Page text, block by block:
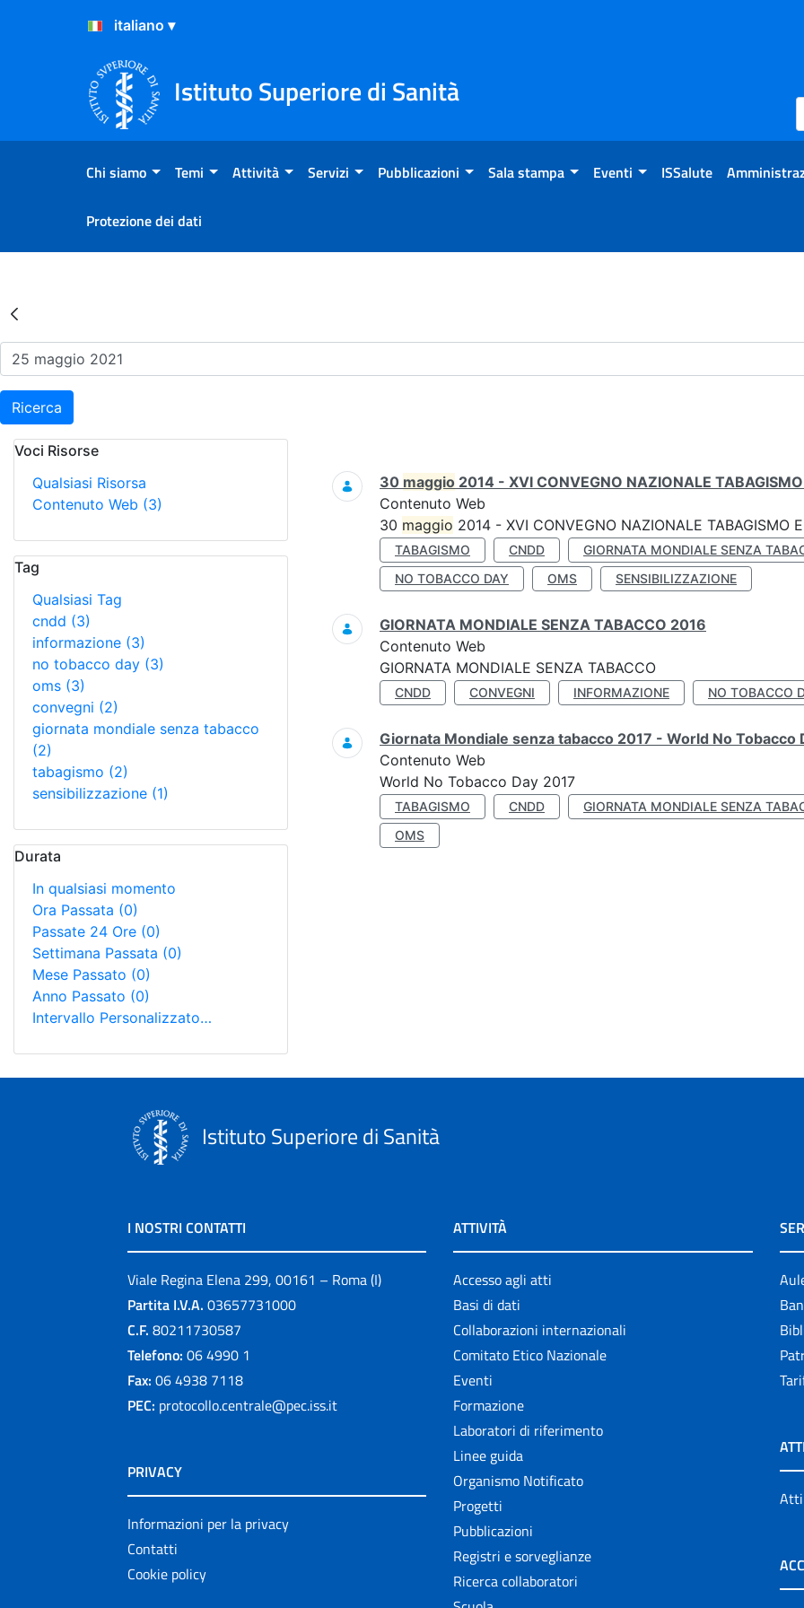
Salta al Contenuto
Salta al Footer
Istituto Superiore di Sanità
Chi siamo Temi Attività Servizi Pubblicazioni Sala stampa Eventi ISSalute
Protezione dei dati
Risultati della Ricerca - Eventi
Ricerca
Voci Risorse
Qualsiasi Risorsa
Contenuto Web (3)
Tag
Qualsiasi Tag
cndd (3)
informazione (3)
no tobacco day (3)
oms (3)
convegni (2)
giornata mondiale senza tabacco
(2)
tabagismo (2)
sensibilizzazione (1)
Durata
In qualsiasi momento
Ora Passata (0)
Passate 24 Ore (0)
Settimana Passata (0)
Mese Passato (0)
Anno Passato (0)
Intervallo Personalizzato…
Ricerca
30 maggio 2014 - XVI CONVEGNO NAZIONALE
Contenuto Web
30 maggio 2014 - XVI CONVEGNO NAZIONALE TABAGISMO
TABAGISMO CNDD GIORNATA MONDIALE SENZA
NO TOBACCO DAY
OMS SENSIBILIZZAZIONE
GIORNATA MONDIALE SENZA TABACCO 2016
Contenuto Web
GIORNATA MONDIALE SENZA TABACCO
CNDD CONVEGNI INFORMAZIONE NO TOBACCO
Giornata Mondiale senza tabacco 2017 - World No Tobacco
Contenuto Web
World No Tobacco Day 2017
TABAGISMO CNDD GIORNATA MONDIALE SENZA
OMS
Istituto Superiore di Sanità
I NOSTRI CONTATTI
Viale Regina Elena 299, 00161 – Roma (I)
Partita I.V.A. 03657731000
C.F. 80211730587
Telefono: 06 4990 1
Fax: 06 4938 7118
PEC: protocollo.centrale@pec.iss.it
PRIVACY
Informazioni per la privacy
Contatti
Cookie policy
ATTIVITÀ
Accesso agli atti
Basi di dati
Collaborazioni internazionali
Comitato Etico Nazionale
Eventi
Formazione
Laboratori di riferimento
Linee guida
Organismo Notificato
Progetti
Pubblicazioni
Registri e sorveglianze
Ricerca collaboratori
Atti